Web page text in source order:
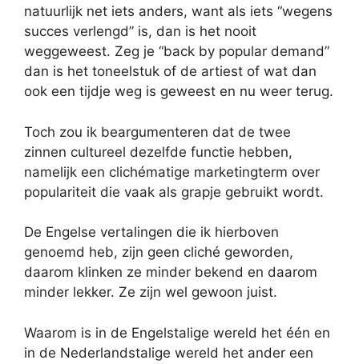
natuurlijk net iets anders, want als iets “wegens
succes verlengd” is, dan is het nooit
weggeweest. Zeg je “back by popular demand”
dan is het toneelstuk of de artiest of wat dan
ook een tijdje weg is geweest en nu weer terug.
Toch zou ik beargumenteren dat de twee
zinnen cultureel dezelfde functie hebben,
namelijk een clichématige marketingterm over
populariteit die vaak als grapje gebruikt wordt.
De Engelse vertalingen die ik hierboven
genoemd heb, zijn geen cliché geworden,
daarom klinken ze minder bekend en daarom
minder lekker. Ze zijn wel gewoon juist.
Waarom is in de Engelstalige wereld het één en
in de Nederlandstalige wereld het ander een